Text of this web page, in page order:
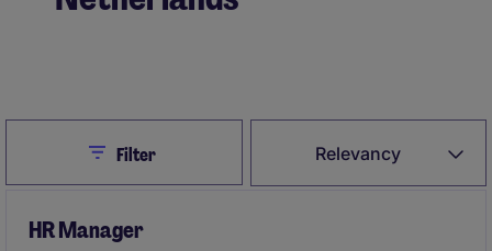
Relevancy
CloseFilter
HR Manager